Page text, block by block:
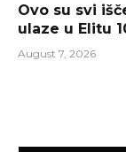
Ovo su svi
ulaze u Elitu
August 7, 2026